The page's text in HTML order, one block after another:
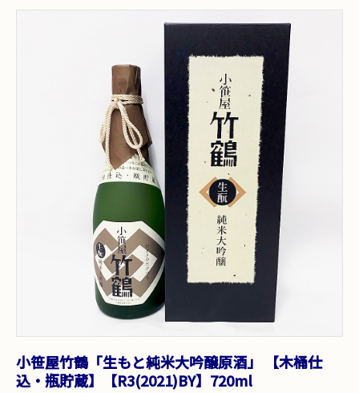
小笹屋竹鶴「生もと純米大吟醸原酒」 【木桶仕
込・瓶貯蔵】【R3(2021)BY】720ml